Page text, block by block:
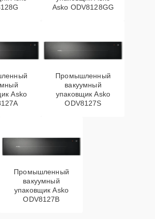
Asko ODV8128GG
Asko
Промышленный
вакуумный
упаковщик Asko
ODV8127S
Промышленный
вакуумный
упаковщик Asko
ODV8127B